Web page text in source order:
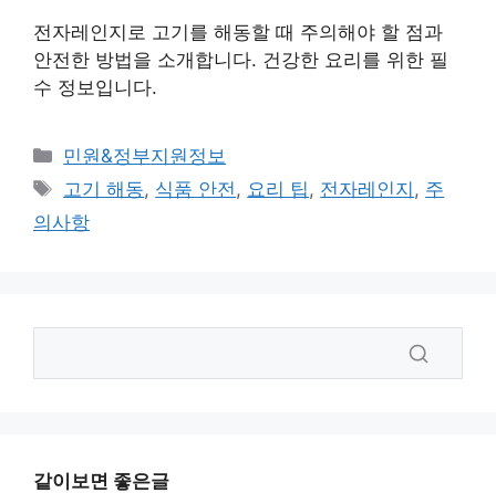
전자레인지로 고기를 해동할 때 주의해야 할 점과
안전한 방법을 소개합니다. 건강한 요리를 위한 필
수 정보입니다.
카
테
리
민원&정부지원정보
태
그
고기 해동, 식품 안전, 요리 팁, 전자레인지 , 주
의사항
같이보면 좋은글